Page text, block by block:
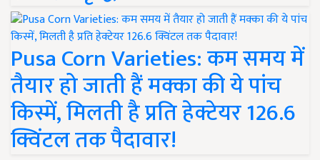
Pusa Corn Varieties: कम समय में
तैयार हो जाती हैं मक्का की ये पांच
किस्में, मिलती है प्रति हेक्टेयर 126.6
क्विंटल तक पैदावार!